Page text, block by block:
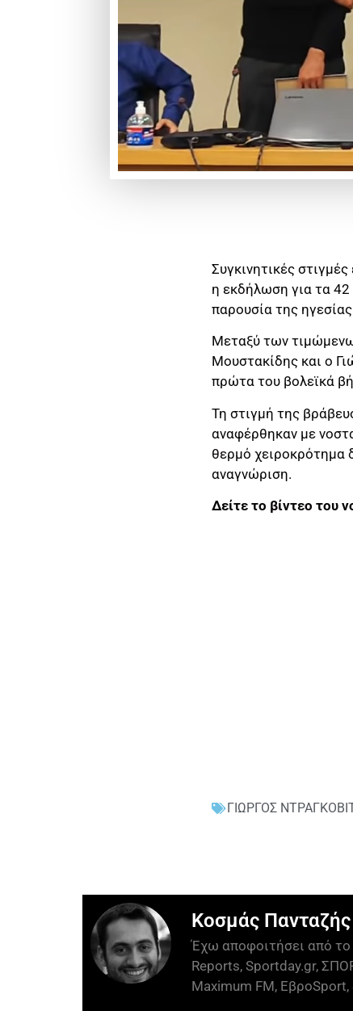
Συγκινητικές
η εκδήλωση για τα
παρουσία της
Μεταξύ των
Μουστακίδης και ο
πρώτα του βολεϊκά
Τη στιγμή της
αναφέρθηκαν με
θερμό χειροκρότημα
αναγνώριση.
Δείτε το βίντεο του
ΓΙΩΡΓΟΣ
Κοσμάς Πανταζής
Έχω αποφοιτήσει από
Reports, Sportday.gr,
Maximum FM,